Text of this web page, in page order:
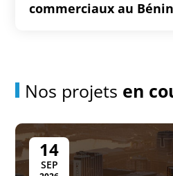
commerciaux au
Nos projets en
14
SEP